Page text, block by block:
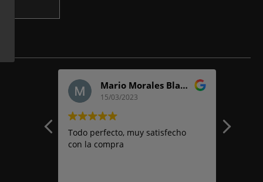
Mario Morales Blanco
15/03/2023
Todo perfecto, muy satisfecho
con la compra